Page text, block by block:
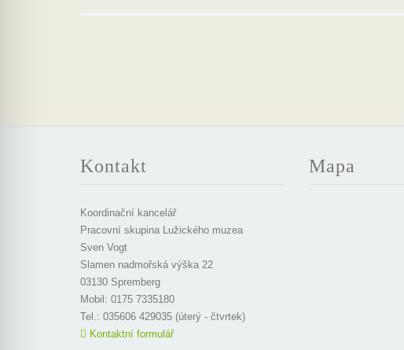
Kontakt
Koordinační kancelář
Pracovní skupina Lužického muzea
Sven Vogt
Slamen nadmořská výška 22
03130 Spremberg
Mobil: 0175 7335180
Tel.: 035606 429035 (úterý - čtvrtek)
Kontaktní formulář
Mapa